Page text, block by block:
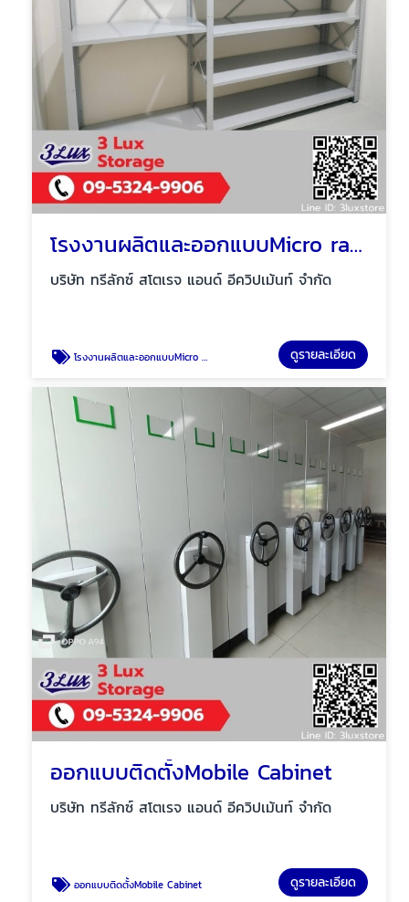
โรงงานผลิตและออกแบบMicro rack
บริษัท ทรีลักซ์ สโตเรจ แอนด์ อีควิปเม้นท์ จำกัด
โรงงานผลิตและออกแบบMicro rack ดูรายละเอียด
ออกแบบติดตั้งMobile Cabinet
บริษัท ทรีลักซ์ สโตเรจ แอนด์ อีควิปเม้นท์ จำกัด
ออกแบบติดตั้งMobile Cabinet ดูรายละเอียด